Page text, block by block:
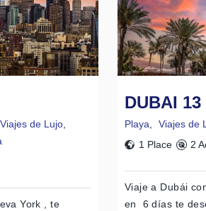
Viajes de Lujo
York , te
DUBAI 13
Playa
Viajes de
1 Place
2
Viaje a Dubái
en 6 días te